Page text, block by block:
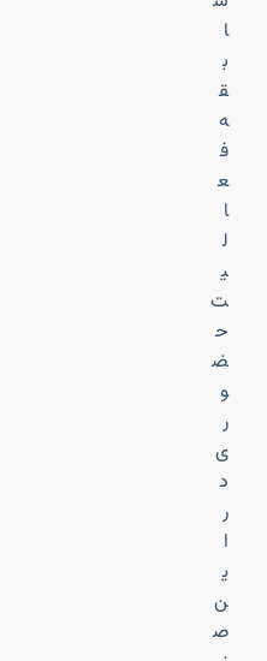
ا
ب
ق
ه
ف
ع
ا
ل
ی
ت
ح
ض
و
ر
ی
د
ر
ا
ی
ن
ص